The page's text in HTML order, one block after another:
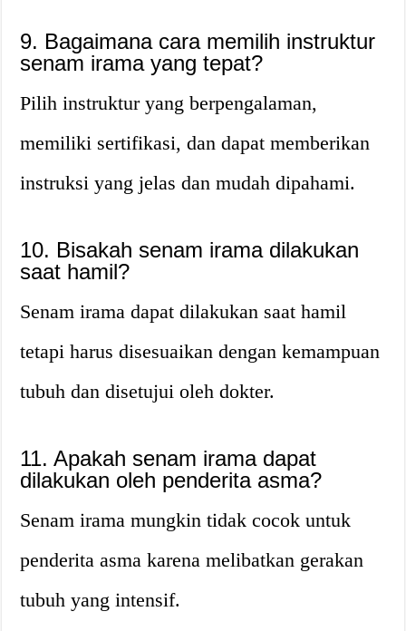
9. Bagaimana cara memilih instruktur
senam irama yang tepat?
Pilih instruktur yang berpengalaman,
memiliki sertifikasi, dan dapat memberikan
instruksi yang jelas dan mudah dipahami.
10. Bisakah senam irama dilakukan
saat hamil?
Senam irama dapat dilakukan saat hamil
tetapi harus disesuaikan dengan kemampuan
tubuh dan disetujui oleh dokter.
11. Apakah senam irama dapat
dilakukan oleh penderita asma?
Senam irama mungkin tidak cocok untuk
penderita asma karena melibatkan gerakan
tubuh yang intensif.